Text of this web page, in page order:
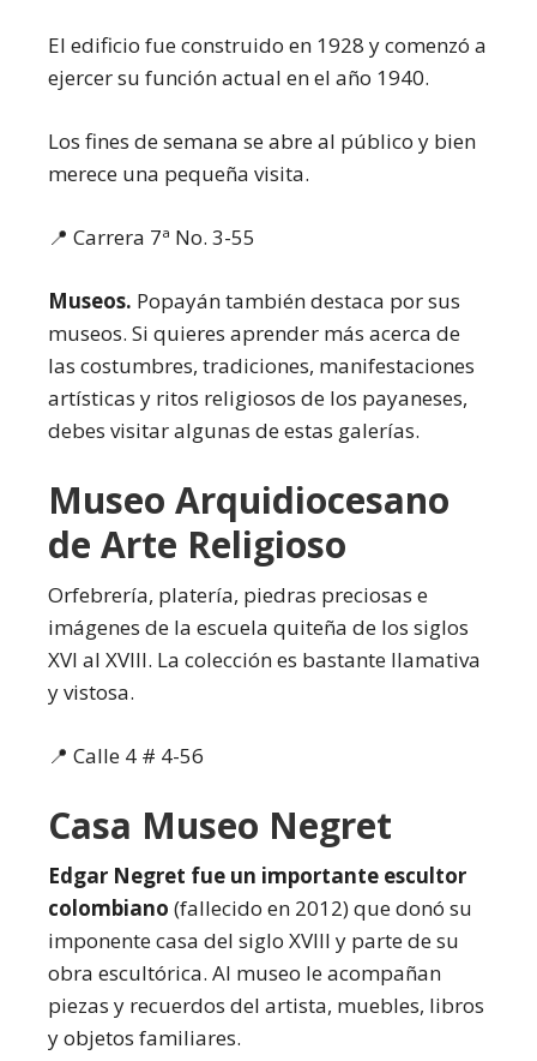
El edificio fue construido en 1928 y comenzó a
ejercer su función actual en el año 1940.
Los fines de semana se abre al público y bien
merece una pequeña visita.
📍 Carrera 7ª No. 3-55
Museos. Popayán también destaca por sus
museos. Si quieres aprender más acerca de
las costumbres, tradiciones, manifestaciones
artísticas y ritos religiosos de los payaneses,
debes visitar algunas de estas galerías.
Museo Arquidiocesano
de Arte Religioso
Orfebrería, platería, piedras preciosas e
imágenes de la escuela quiteña de los siglos
XVI al XVIII. La colección es bastante llamativa
y vistosa.
📍 Calle 4 # 4-56
Casa Museo Negret
Edgar Negret fue un importante escultor
colombiano (fallecido en 2012) que donó su
imponente casa del siglo XVIII y parte de su
obra escultórica. Al museo le acompañan
piezas y recuerdos del artista, muebles, libros
y objetos familiares.